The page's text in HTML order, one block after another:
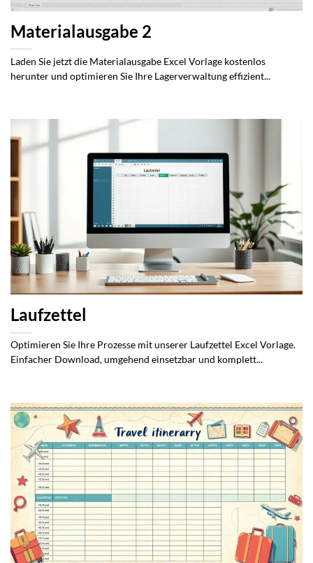
Materialausgabe 2
Laden Sie jetzt die Materialausgabe Excel Vorlage kostenlos
herunter und optimieren Sie Ihre Lagerverwaltung effizient...
Laufzettel
Optimieren Sie Ihre Prozesse mit unserer Laufzettel Excel Vorlage.
Einfacher Download, umgehend einsetzbar und komplett...